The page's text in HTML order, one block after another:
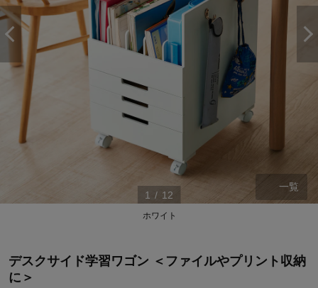
ホワイト
1 / 12
一覧
デスクサイド学習ワゴン ＜ファイルやプリント収納
に＞
さらにポイント還元最大16倍！